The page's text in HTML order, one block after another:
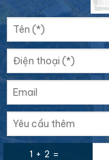
1 + 2 =